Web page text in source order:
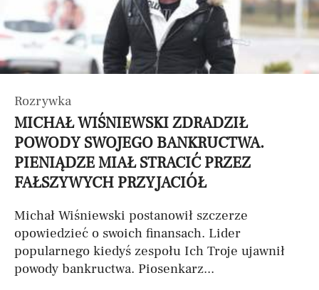
Rozrywka
MICHAŁ WIŚNIEWSKI ZDRADZIŁ
POWODY SWOJEGO BANKRUCTWA.
PIENIĄDZE MIAŁ STRACIĆ PRZEZ
FAŁSZYWYCH PRZYJACIÓŁ
Michał Wiśniewski postanowił szczerze
opowiedzieć o swoich finansach. Lider
popularnego kiedyś zespołu Ich Troje ujawnił
powody bankructwa. Piosenkarz...